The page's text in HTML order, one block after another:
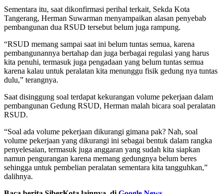
Sementara itu, saat dikonfirmasi perihal terkait, Sekda Kota
Tangerang, Herman Suwarman menyampaikan alasan penyebab
pembangunan dua RSUD tersebut belum juga rampung.
“RSUD memang sampai saat ini belum tuntas semua, karena
pembangunannya bertahap dan juga berbagai regulasi yang harus
kita penuhi, termasuk juga pengadaan yang belum tuntas semua
karena kalau untuk peralatan kita menunggu fisik gedung nya tuntas
dulu,” terangnya.
Saat disinggung soal terdapat kekurangan volume pekerjaan dalam
pembangunan Gedung RSUD, Herman malah bicara soal peralatan
RSUD.
“Soal ada volume pekerjaan dikurangi gimana pak? Nah, soal
volume pekerjaan yang dikurangi ini sebagai bentuk dalam rangka
penyelesaian, termasuk juga anggaran yang sudah kita siapkan
namun pengurangan karena memang gedungnya belum beres
sehingga untuk pembelian peralatan sementara kita tangguhkan,”
dalihnya.